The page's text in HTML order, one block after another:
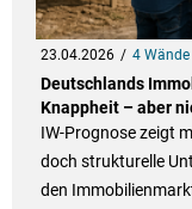
23.04.2026 4 Wände
Deutschlands
Knappheit – aber
IW-Prognose zeigt
doch strukturelle
den